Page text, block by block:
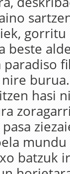
beste
burua.
hasi
batzuk